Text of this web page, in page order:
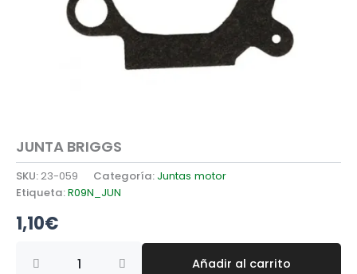
JUNTA BRIGGS
SKU:23-059 Categoría: Juntas motor
Etiqueta:R09N_JUN
1,10€
BRIGGS
Añadir al carrito